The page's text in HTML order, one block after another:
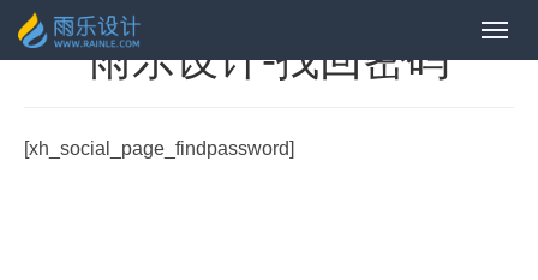
雨乐设计-找回密码
[xh_social_page_findpassword]